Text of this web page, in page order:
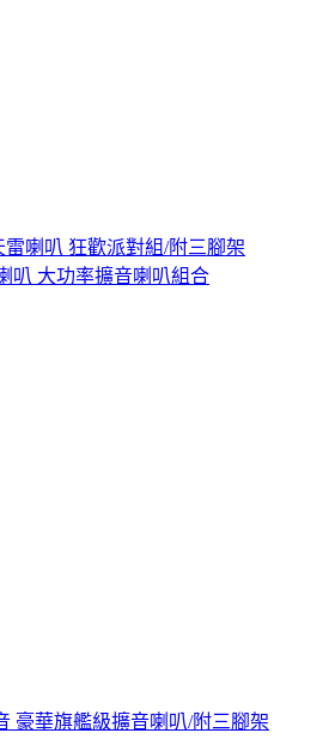
雷喇叭 狂歡派對組/附三腳架
叭 大功率擴音喇叭組合
豪華旗艦級擴音喇叭/附三腳架